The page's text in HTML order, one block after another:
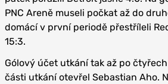
PNC Areně museli počkat až do
domácí v první periodě přestříleli
15:3.
Gólový účet utkání tak až po
části utkání otevřel Sebastian Aho.